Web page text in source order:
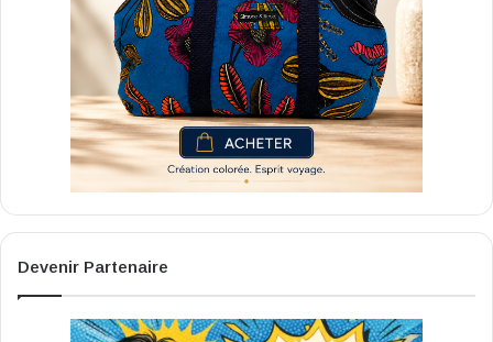
Devenir Partenaire